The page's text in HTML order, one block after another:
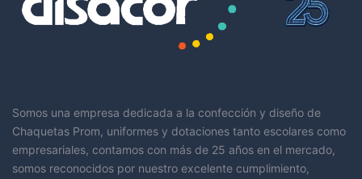
Somos una empresa dedicada a la confección y diseño de
Chaquetas Prom, uniformes y dotaciones tanto escolares como
empresariales, contamos con más de 25 años en el mercado,
somos reconocidos por nuestro excelente cumplimiento,